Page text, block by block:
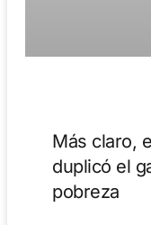
Más claro,
duplicó el
pobreza